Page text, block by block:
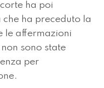
ha poi
ha preceduto la
le affermazioni
sono state
per